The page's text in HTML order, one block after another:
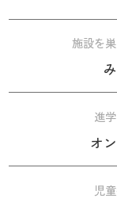
施設を
進
オ
児